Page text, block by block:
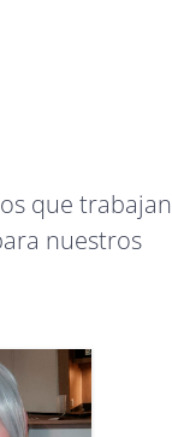
que trabajan
nuestros